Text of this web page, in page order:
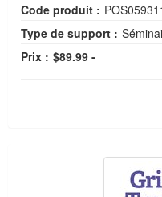
Code produit :
Type de support :
Prix : $89.99 -